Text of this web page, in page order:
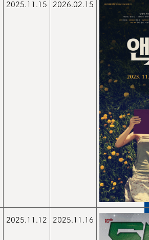
2025.11.15 2026.02.15
2025.11.12 2025.11.16